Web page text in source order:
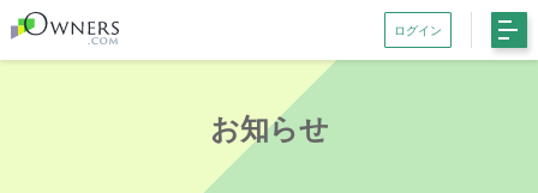
ログイン
会員登録がお済みでない方はこちら
お知らせ